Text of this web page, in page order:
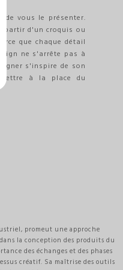
vous le présenter.
partir d'un croquis ou
que chaque détail
ne s'arrête pas à
s'inspire de son
à la place du
promeut une approche
la conception des produits du
des échanges et des phases
créatif. Sa maîtrise des outils